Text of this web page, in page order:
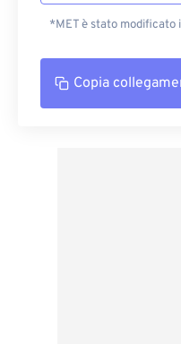
*MET è stato modificato
Copia